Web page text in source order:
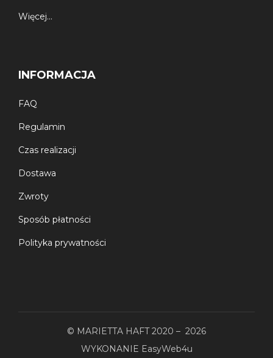
Więcej…
INFORMACJA
FAQ
Regulamin
Czas realizacji
Dostawa
Zwroty
Sposób płatności
Polityka prywatności
© MARIETTA HAFT 2020 – 2026
WYKONANIE EasyWeb4u